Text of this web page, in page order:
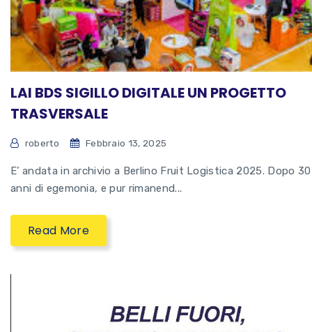
LAI BDS SIGILLO DIGITALE UN PROGETTO
TRASVERSALE
roberto Febbraio 13, 2025
E’ andata in archivio a Berlino Fruit Logistica 2025. Dopo 30
anni di egemonia, e pur rimanend...
Read More